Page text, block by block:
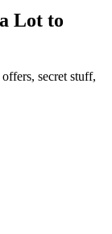
Lot to
secret stuff,